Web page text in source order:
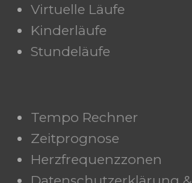
Virtuelle Läufe
Kinderläufe
Stundeläufe
Tempo Rechner
Zeitprognose
Herzfrequenzzonen